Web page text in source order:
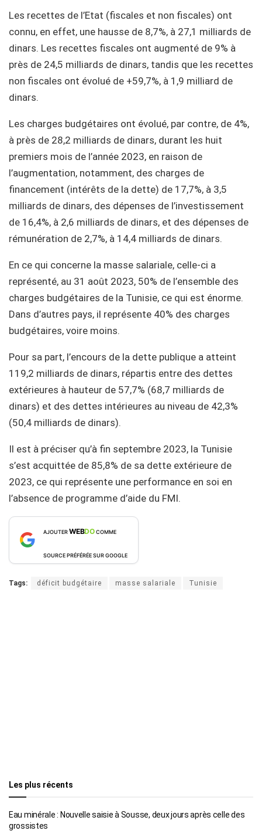
Les recettes de l’Etat (fiscales et non fiscales) ont
connu, en effet, une hausse de 8,7%, à 27,1 milliards de
dinars. Les recettes fiscales ont augmenté de 9% à
près de 24,5 milliards de dinars, tandis que les recettes
non fiscales ont évolué de +59,7%, à 1,9 milliard de
dinars.
Les charges budgétaires ont évolué, par contre, de 4%,
à près de 28,2 milliards de dinars, durant les huit
premiers mois de l’année 2023, en raison de
l’augmentation, notamment, des charges de
financement (intérêts de la dette) de 17,7%, à 3,5
milliards de dinars, des dépenses de l’investissement
de 16,4%, à 2,6 milliards de dinars, et des dépenses de
rémunération de 2,7%, à 14,4 milliards de dinars.
En ce qui concerne la masse salariale, celle-ci a
représenté, au 31 août 2023, 50% de l’ensemble des
charges budgétaires de la Tunisie, ce qui est énorme.
Dans d’autres pays, il représente 40% des charges
budgétaires, voire moins.
Pour sa part, l’encours de la dette publique a atteint
119,2 milliards de dinars, répartis entre des dettes
extérieures à hauteur de 57,7% (68,7 milliards de
dinars) et des dettes intérieures au niveau de 42,3%
(50,4 milliards de dinars).
Il est à préciser qu’à fin septembre 2023, la Tunisie
s’est acquittée de 85,8% de sa dette extérieure de
2023, ce qui représente une performance en soi en
l’absence de programme d’aide du FMI.
AJOUTERWEBDOCOMME
SOURCE PRÉFÉRÉE SUR GOOGLE
Tags: déficit budgétaire masse salariale Tunisie
Les plus récents
Eau minérale : Nouvelle saisie à Sousse, deux jours après celle des
grossistes